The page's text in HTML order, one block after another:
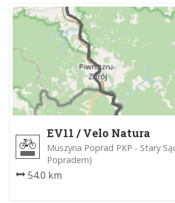
EV11 / Velo Natura
Muszyna Poprad PKP - Stary
Popradem)
54.0 km